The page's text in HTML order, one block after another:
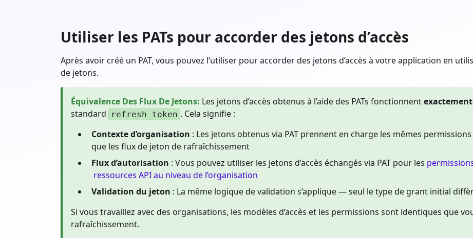
Utiliser les PATs pour accorder des jetons d’accès
Après avoir créé un PAT, vous pouvez l’utiliser pour accorder des jetons d’accès à votre application en
de jetons.
Équivalence Des Flux De Jetons: Les jetons d’accès obtenus à l’aide des PATs fonctionnentexactement
standard
refresh_token . Cela signifie :
Contexte d’organisation : Les jetons obtenus via PAT prennent en charge les mêmes
que les flux de jeton de rafraîchissement
Flux d’autorisation : Vous pouvez utiliser les jetons d’accès échangés via PAT pour les
ressources API au niveau de l’organisation
Validation du jeton : La même logique de validation s’applique — seul le type de grant initial
Si vous travaillez avec des organisations, les modèles d’accès et les permissions sont identiques que
rafraîchissement.